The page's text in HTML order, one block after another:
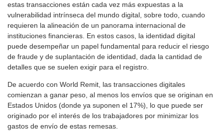
estas transacciones están cada vez más expuestas a la
vulnerabilidad intrínseca del mundo digital, sobre todo, cuando
requieren la alineación de un panorama internacional de
instituciones financieras. En estos casos, la identidad digital
puede desempeñar un papel fundamental para reducir el riesgo
de fraude y de suplantación de identidad, dada la cantidad de
detalles que se suelen exigir para el registro.
De acuerdo con World Remit, las transacciones digitales
comienzan a ganar peso, al menos los envíos que se originan en
Estados Unidos (donde ya suponen el 17%), lo que puede ser
originado por el interés de los trabajadores por minimizar los
gastos de envío de estas remesas.